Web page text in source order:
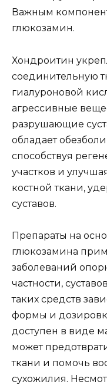
Важным
глюкозамин.
Хондроитин
соединительную
гиалуроновой
агрессивные
разрушающие
обладает
способствуя
участков и
костной ткани,
суставов.
Препараты на
глюкозамина
заболеваний
частности,
таких средств
формы и
доступен в виде
может
ткани и помочь
сухожилия.